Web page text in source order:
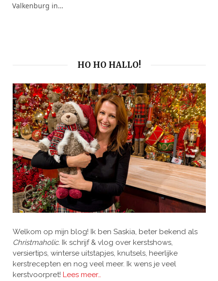
Valkenburg in…
HO HO HALLO!
Welkom op mijn blog! Ik ben Saskia, beter bekend als
Christmaholic. Ik schrijf & vlog over kerstshows,
versiertips, winterse uitstapjes, knutsels, heerlijke
kerstrecepten en nog veel meer. Ik wens je veel
kerstvoorpret! Lees meer…